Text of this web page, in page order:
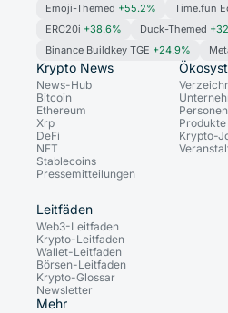
Emoji-Themed +55.2% Time.fun
ERC20i +38.6% Duck-Themed
Binance Buildkey TGE +24.9%
Krypto News
News-Hub
Bitcoin
Ethereum
Xrp
DeFi
NFT
Stablecoins
Pressemitteilungen
Personen
Produkte
Krypto-
Leitfäden
Web3-Leitfaden
Krypto-Leitfaden
Wallet-Leitfaden
Börsen-Leitfaden
Krypto-Glossar
Newsletter
Mehr